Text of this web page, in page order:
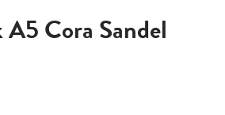
Cora Sandel